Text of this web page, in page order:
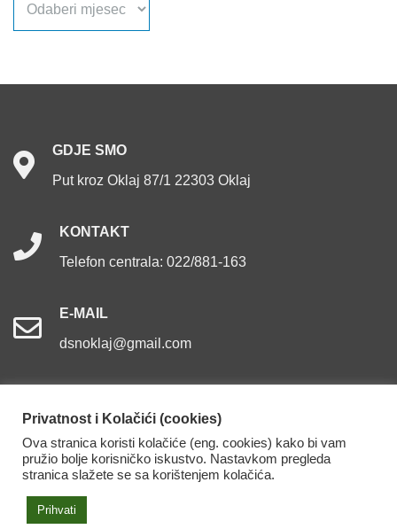
GDJE SMO
Put kroz Oklaj 87/1 22303 Oklaj
KONTAKT
Telefon centrala: 022/881-163
E-MAIL
dsnoklaj@gmail.com
Dom za starije osobe Oklaj. Sva prava pridržana.
Izjava o pristupačnosti
Privatnost i Kolačići (cookies)
Ova stranica koristi kolačiće (eng. cookies) kako bi vam
pružio bolje korisničko iskustvo. Nastavkom pregleda
stranica slažete se sa korištenjem kolačića.
Prihvati